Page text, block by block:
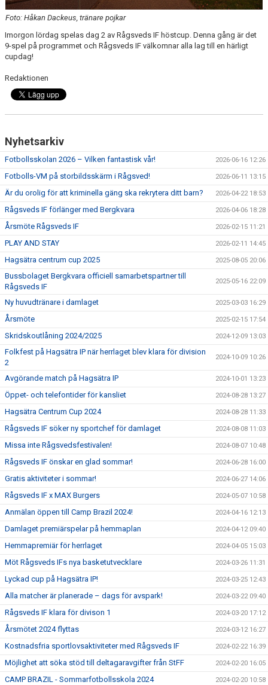
RÅGSVEDS IF I MEDIA
FONDER
Foto: Håkan Dackeus, tränare pojkar
Imorgon lördag spelas dag 2 av Rågsveds IF höstcup. Denna gång är det
9-spel på programmet och Rågsveds IF välkomnar alla lag till en härligt
cupdag!
Redaktionen
Nyhetsarkiv
Fotbollsskolan 2026 – Vilken fantastisk vår! 2026-06-16 12:26
Fotbolls-VM på storbildsskärm i Rågsved! 2026-06-11 13:15
Är du orolig för att kriminella gäng ska rekrytera ditt barn? 2026-04-22 18:53
Rågsveds IF förlänger med Bergkvara 2026-04-06 18:28
Årsmöte Rågsveds IF 2026-02-15 11:21
PLAY AND STAY 2026-02-11 14:45
Hagsätra centrum cup 2025 2025-08-05 20:06
Bussbolaget Bergkvara officiell samarbetspartner till
Rågsveds IF
2025-05-16 22:09
Ny huvudtränare i damlaget 2025-03-03 16:29
Årsmöte 2025-02-15 17:54
Skridskoutlåning 2024/2025 2024-12-09 13:03
Folkfest på Hagsätra IP när herrlaget blev klara för division
2
2024-10-09 10:26
Avgörande match på Hagsätra IP 2024-10-01 13:23
Öppet- och telefontider för kansliet 2024-08-28 13:27
Hagsätra Centrum Cup 2024 2024-08-28 11:33
Rågsveds IF söker ny sportchef för damlaget 2024-08-08 11:03
Missa inte Rågsvedsfestivalen! 2024-08-07 10:48
Rågsveds IF önskar en glad sommar! 2024-06-28 16:00
Gratis aktiviteter i sommar! 2024-06-27 14:06
Rågsveds IF x MAX Burgers 2024-05-07 10:58
Anmälan öppen till Camp Brazil 2024! 2024-04-16 12:13
Damlaget premiärspelar på hemmaplan 2024-04-12 09:40
Hemmapremiär för herrlaget 2024-04-05 15:03
Möt Rågsveds IFs nya basketutvecklare 2024-03-26 11:31
Lyckad cup på Hagsätra IP! 2024-03-25 12:43
Alla matcher är planerade – dags för avspark! 2024-03-22 09:40
Rågsveds IF klara för divison 1 2024-03-20 17:12
Årsmötet 2024 flyttas 2024-03-12 16:27
Kostnadsfria sportlovsaktiviteter med Rågsveds IF 2024-02-22 16:39
Möjlighet att söka stöd till deltagaravgifter från StFF 2024-02-20 16:05
CAMP BRAZIL - Sommarfotbollsskola 2024 2024-02-20 10:58